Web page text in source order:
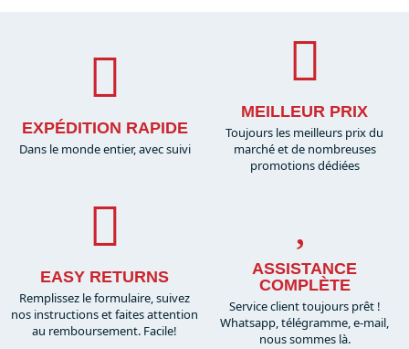
EXPÉDITION RAPIDE
Dans le monde entier, avec suivi
MEILLEUR PRIX
Toujours les meilleurs prix du
marché et de nombreuses
promotions dédiées
EASY RETURNS
Remplissez le formulaire, suivez
nos instructions et faites attention
au remboursement. Facile!
ASSISTANCE
COMPLÈTE
Service client toujours prêt !
Whatsapp, télégramme, e-mail,
nous sommes là.​